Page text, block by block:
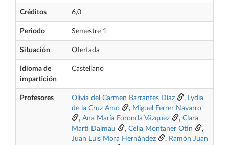
Créditos 6,0
Periodo Semestre 1
Situación Ofertada
Idioma de
impartición
Castellano
Profesores Olivia del Carmen Barrantes Díaz , Lydia
de la Cruz Amo
, Miguel Ferrer Navarro
, Ana María Foronda Vázquez , Clara
Martí Dalmau
, Celia Montaner Otín
,
Juan Luis Mora Hernández
, Ramón Juan